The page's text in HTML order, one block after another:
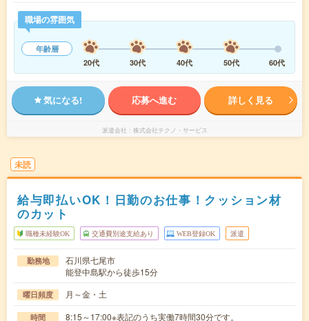
職場の雰囲気
年齢層
20代
30代 40代 50代 60代
気になる! 応募へ進む 詳しく見る
派遣会社 株式会社テクノ・サービス
未読
給与即払いOK！日勤のお仕事！クッション材
のカット
職種未経験OK 交通費別途支給あり WEB登録OK 派遣
勤務地
石川県七尾市
能登中島駅から徒歩15分
曜日頻度 月～金・土
時間 8:15～17:00※表記のうち実働7時間30分です。